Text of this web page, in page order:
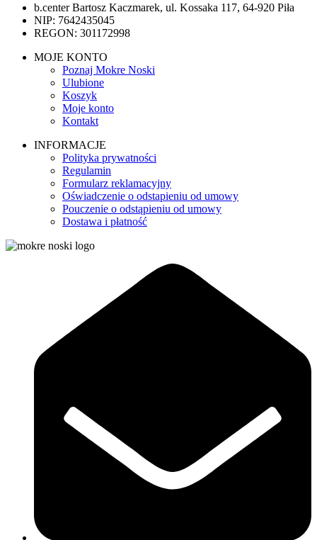
b.center Bartosz Kaczmarek, ul. Kossaka 117, 64-920 Piła
NIP: 7642435045
REGON: 301172998
MOJE KONTO
Poznaj Mokre Noski
Ulubione
Koszyk
Moje konto
Kontakt
INFORMACJE
Polityka prywatności
Regulamin
Formularz reklamacyjny
Oświadczenie o odstapieniu od umowy
Pouczenie o odstąpieniu od umowy
Dostawa i płatność